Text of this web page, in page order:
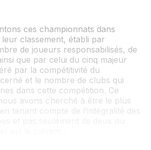
ces championnats dans
leur classement, établi par
de joueurs responsabilisés, de
que par celui du cinq majeur
par la compétitivité du
et le nombre de clubs qui
dans cette compétition. Ce
avons cherché à être le plus
tenant compte de l’intégralité des